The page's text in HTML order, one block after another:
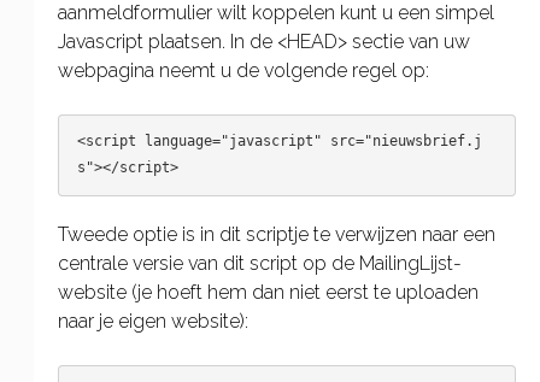
aanmeldformulier wilt koppelen kunt u een simpel
Javascript plaatsen. In de <HEAD> sectie van uw
webpagina neemt u de volgende regel op:
<script language="javascript" src="nieuwsbrief.j
Tweede optie is in dit scriptje te verwijzen naar een
centrale versie van dit script op de MailingLijst-
website (je hoeft hem dan niet eerst te uploaden
naar je eigen website):